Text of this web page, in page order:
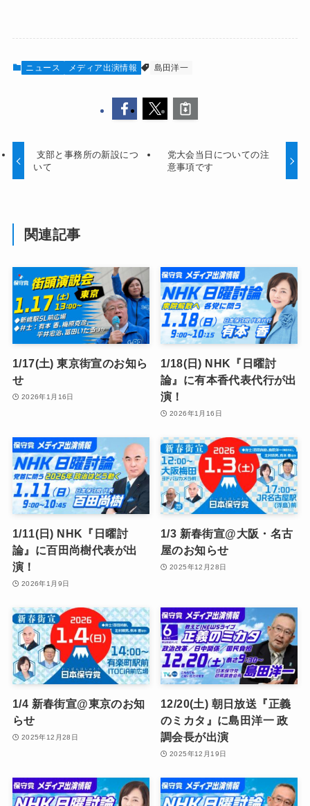
ニュース メディア出演情報 島田洋一
支部と事務所の新設につ
いて
党大会当日についての注
意事項です
関連記事
1/17(土) 東京街宣のお知ら
せ
2026年1月16日
1/18(日) NHK『日曜討
論』に有本香代表代行が出
演！
2026年1月16日
1/11(日) NHK『日曜討
論』に百田尚樹代表が出
演！
2026年1月9日
1/3 新春街宣@大阪・名古
屋のお知らせ
2025年12月28日
1/4 新春街宣@東京のお知
らせ
2025年12月28日
12/20(土) 朝日放送『正義
のミカタ』に島田洋一 政
調会長が出演
2025年12月19日